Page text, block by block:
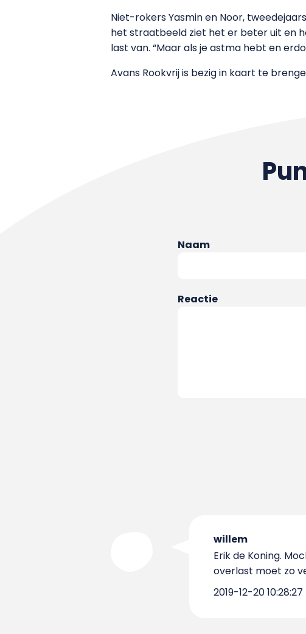
Niet-rokers Yasmin en Noor,
het straatbeeld ziet het er beter uit en
last van. “Maar als je astma hebt en
Avans Rookvrij is bezig in kaart te
Naam
Reactie
willem
Erik de Koning.
overlast moet zo
2019-12-20 10:28:27